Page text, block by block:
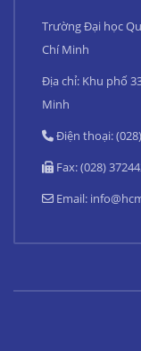
Trường Đại học
Chí Minh
Địa chỉ: Khu phố
Minh
Điện thoại:
Fax: (028)
Email: